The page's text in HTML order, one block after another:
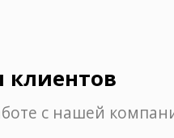
с нашей